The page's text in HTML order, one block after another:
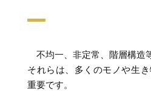
不均一、非定常、階層構造
それらは、多くのモノや生
重要です。